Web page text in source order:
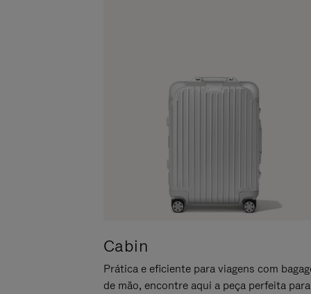
Cabin
Prática e eficiente para viagens com
de mão, encontre aqui a peça perfeita para